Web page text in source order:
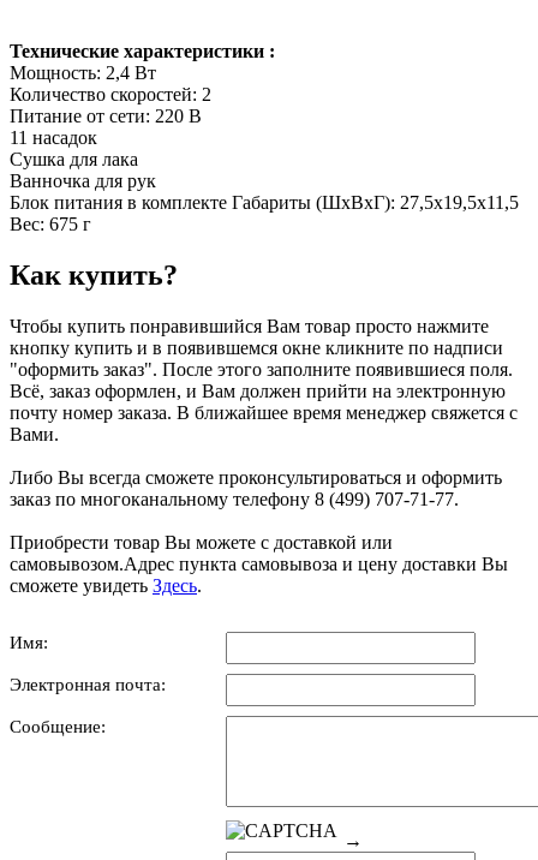
Технические характеристики :
Мощность: 2,4 Вт
Количество скоростей: 2
Питание от сети: 220 В
11 насадок
Сушка для лака
Ванночка для рук
Блок питания в комплекте Габариты (ШхВхГ): 27,5х19,5х11,5
Вес: 675 г
Как купить?
Чтобы купить понравившийся Вам товар просто нажмите
кнопку купить и в появившемся окне кликните по надписи
"оформить заказ". После этого заполните появившиеся поля.
Всё, заказ оформлен, и Вам должен прийти на электронную
почту номер заказа. В ближайшее время менеджер свяжется с
Вами.
Либо Вы всегда сможете проконсультироваться и оформить
заказ по многоканальному телефону 8 (499) 707-71-77.
Приобрести товар Вы можете с доставкой или
самовывозом.Адрес пункта самовывоза и цену доставки Вы
сможете увидеть Здесь.
Имя:
Электронная почта:
Сообщение:
→